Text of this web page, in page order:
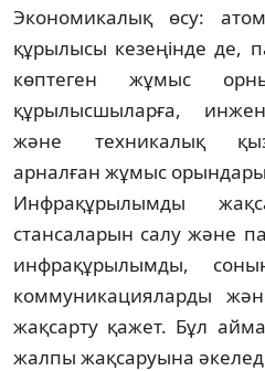
Экономикалық өсу:
құрылысы кезеңінде де,
көптеген жұмыс
құрылысшыларға,
және техникалық
арналған жұмыс орындары
Инфрақұрылымды
стансаларын салу және
инфрақұрылымды,
коммуникацияларды
жақсарту қажет. Бұл
жалпы жақсаруына